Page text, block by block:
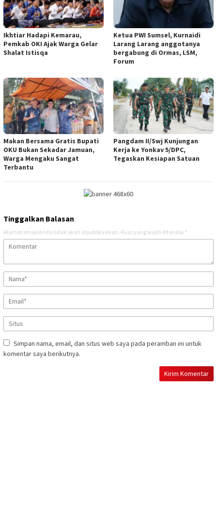
Ikhtiar Hadapi Kemarau,
Pemkab OKI Ajak Warga Gelar
Shalat Istisqa
Ketua PWI Sumsel, Kurnaidi
Larang Larang anggotanya
bergabung di Ormas, LSM,
Forum
Makan Bersama Gratis Bupati
OKU Bukan Sekadar Jamuan,
Warga Mengaku Sangat
Terbantu
Pangdam II/Swj Kunjungan
Kerja ke Yonkav 5/DPC,
Tegaskan Kesiapan Satuan
Tinggalkan Balasan
Alamat email Anda tidak akan dipublikasikan. Ruas yang wajib ditandai *
Simpan nama, email, dan situs web saya pada peramban ini untuk
komentar saya berikutnya.